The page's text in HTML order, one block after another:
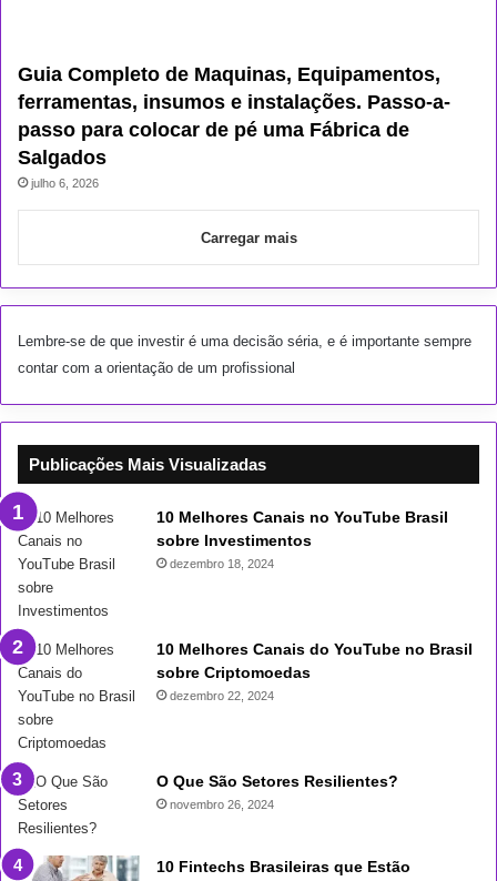
Guia Completo de Maquinas, Equipamentos,
ferramentas, insumos e instalações. Passo-a-
passo para colocar de pé uma Fábrica de
Salgados
julho 6, 2026
Carregar mais
Lembre-se de que investir é uma decisão séria, e é importante sempre
contar com a orientação de um profissional
Publicações Mais Visualizadas
10 Melhores Canais no YouTube Brasil
sobre Investimentos
dezembro 18, 2024
10 Melhores Canais do YouTube no Brasil
sobre Criptomoedas
dezembro 22, 2024
O Que São Setores Resilientes?
novembro 26, 2024
10 Fintechs Brasileiras que Estão